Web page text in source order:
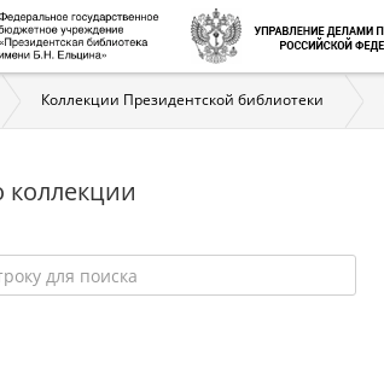
Коллекции Президентской библиотеки
коллекции